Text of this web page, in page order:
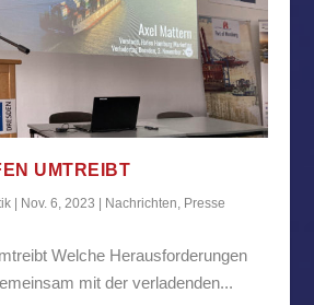
UMTREIBT
| Nov. 6, 2023 | Nachrichten Presse
Welche Herausforderungen
mit der verladenden...